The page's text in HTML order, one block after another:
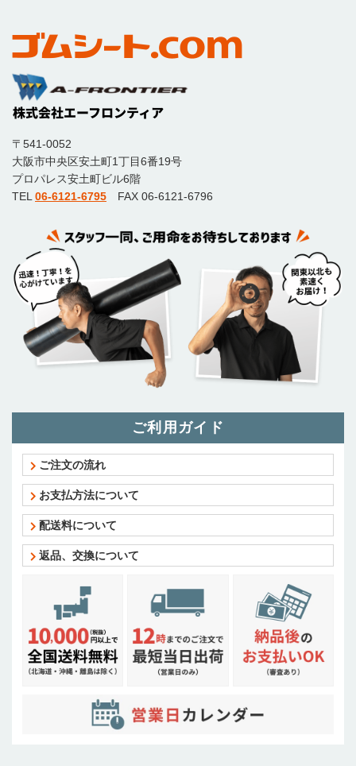
〒541-0052
大阪市中央区安土町1丁目6番19号
プロパレス安土町ビル6階
TEL 06-6121-6795 FAX 06-6121-6796
ご利用ガイド
ご注文の流れ
お支払方法について
配送料について
返品、交換について